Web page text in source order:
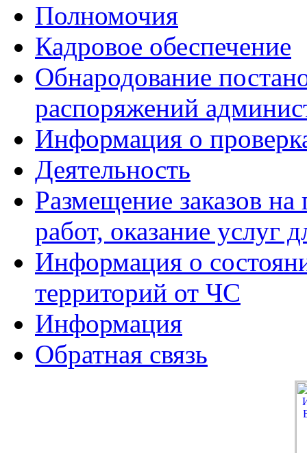
Полномочия
Кадровое обеспечение
Обнародование
распоряжений
Информация о
Деятельность
Размещение заказов
работ, оказание
Информация о
территорий от ЧС
Информация
Обратная связь